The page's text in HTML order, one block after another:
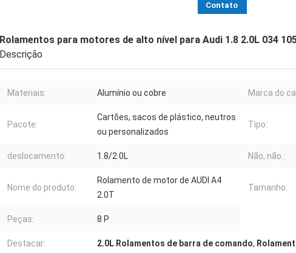
Contato
Rolamentos para motores de alto nível para Audi 1.8 2.0L 034
Descrição
Materiais: Alumínio ou cobre Marca do
Pacote:
Cartões, sacos de plástico, neutros
ou personalizados
Tipo:
deslocamento: 1.8/2.0L Não, não.:
Nome do produto:
Rolamento de motor de AUDI A4
2.0T
Tamanho:
Peças: 8 P
Destacar: 2.0L Rolamentos de barra de comando,